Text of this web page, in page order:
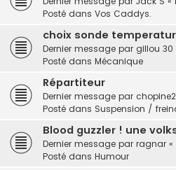
Posté dans Vos Caddys.
choix sonde
Dernier message par gillou 30
Posté dans Mécanique
Répartiteur
Dernier message par
Posté dans Suspension /
Blood guzzler ! une
Dernier message par ragnar «
Posté dans Humour